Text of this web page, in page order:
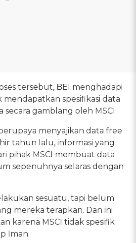
tersebut, BEI menghadapi
mendapatkan spesifikasi data
gamblang oleh MSCI.
menyajikan data free
tahun lalu, informasi yang
pihak MSCI membuat data
sepenuhnya selaras dengan
sesuatu, tapi belum
mereka terapkan. Dan ini
karena MSCI tidak spesifik
Iman.